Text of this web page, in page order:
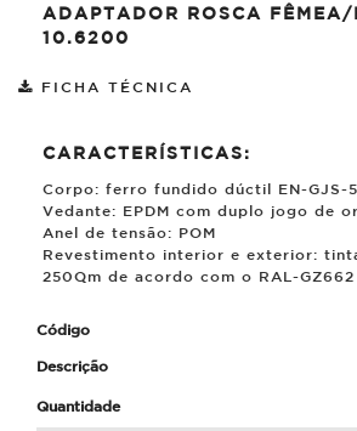
ADAPTADOR ROSCA
10.6200
FICHA TÉCNICA
CARACTERÍSTICAS:
Corpo: ferro fundido dúctil EN-GJS-
Vedante: EPDM com duplo jogo de
Anel de tensão: POM
Revestimento interior e exterior:
250µm de acordo com o RAL-GZ662